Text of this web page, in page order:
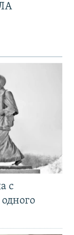
с